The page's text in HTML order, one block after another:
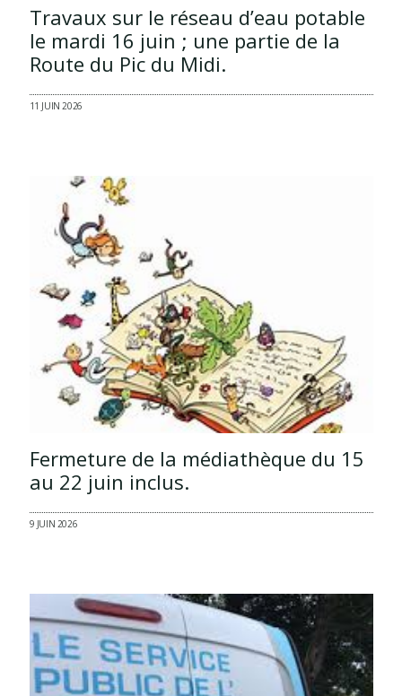
Travaux sur le réseau d’eau potable
le mardi 16 juin ; une partie de la
Route du Pic du Midi.
11 JUIN 2026
Fermeture de la médiathèque du 15
au 22 juin inclus.
9 JUIN 2026